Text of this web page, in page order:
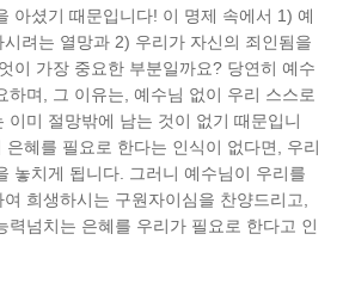
아셨기 때문입니다! 이 명제 속에서 1) 예
려는 열망과 2) 우리가 자신의 죄인됨을
이 가장 중요한 부분일까요? 당연히 예수
하며, 그 이유는, 예수님 없이 우리 스스로
이미 절망밖에 남는 것이 없기 때문입니
혜를 필요로 한다는 인식이 없다면, 우리
놓치게 됩니다. 그러니 예수님이 우리를
희생하시는 구원자이심을 찬양드리고,
력넘치는 은혜를 우리가 필요로 한다고 인